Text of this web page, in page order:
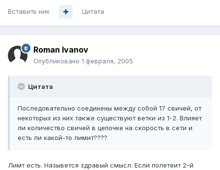
Вставить ник Цитата
Roman Ivanov
Опубликовано 1 февраля, 2005
Цитата
Последовательно соединены между собой 17 свичей, от
некоторых из них также существуют ветки из 1-2. Влияет
ли количество свичей в цепочке на скорость в сети и
есть ли какой-то лимит????
Лимт есть. Назывется здравый смысл. Если полетеит 2-й